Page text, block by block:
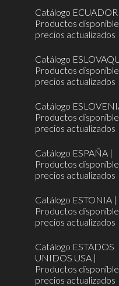
Catálogo ECUADOR
Productos
precios actualizados
Catálogo
Productos
precios actualizados
Catálogo
Productos
precios actualizados
Catálogo ESPAÑA |
Productos
precios actualizados
Catálogo ESTONIA |
Productos
precios actualizados
Catálogo ESTADOS
UNIDOS USA |
Productos
precios actualizados